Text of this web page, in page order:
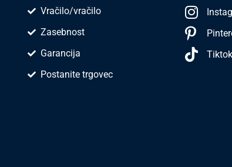
Vračilo/vračilo
Zasebnost
Garancija
Postanite trgovec
Tiktok